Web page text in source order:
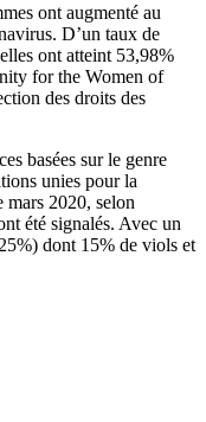
ont augmenté au
D’un taux de
ont atteint 53,98%
for the Women of
des droits des
basées sur le genre
unies pour la
2020, selon
été signalés. Avec un
dont 15% de viols et